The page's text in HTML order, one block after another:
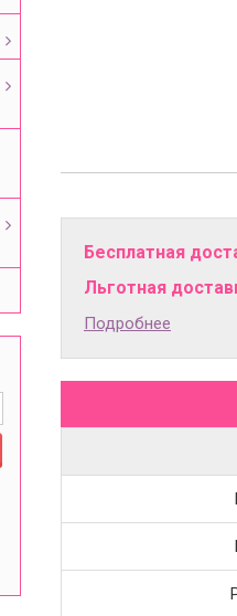
Бесплатная
Льготная
Подробнее